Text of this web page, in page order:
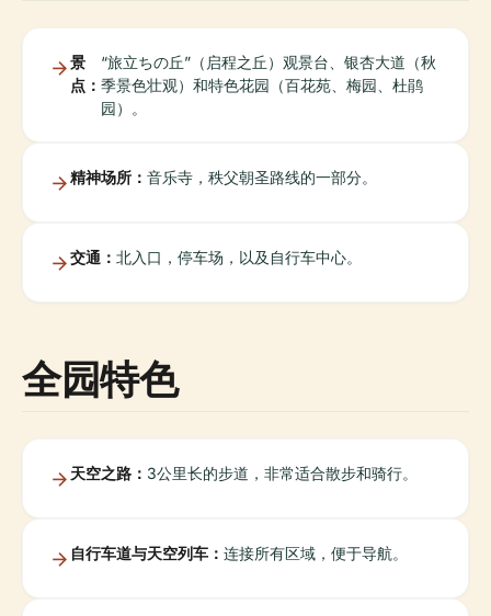
景
点：
“旅立ちの丘”（启程之丘）观景台、银杏大道（秋
季景色壮观）和特色花园（百花苑、梅园、杜鹃
园）。
精神场所： 音乐寺，秩父朝圣路线的一部分。
交通： 北入口，停车场，以及自行车中心。
全园特色
天空之路： 3公里长的步道，非常适合散步和骑行。
自行车道与天空列车： 连接所有区域，便于导航。